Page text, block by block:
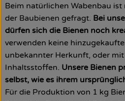
Beim natürlichen Wabenbau ist
der Baubienen gefragt. Bei
dürfen sich die Bienen noch
verwenden keine
unbekannter Herkunft, oder
Inhaltsstoffen. Unsere Bienen
selbst, wie es ihrem
Für die Produktion von 1 kg